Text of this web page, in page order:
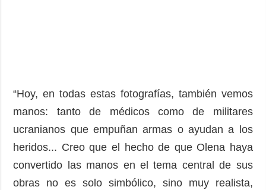
“Hoy, en todas estas fotografías, también vemos
manos: tanto de médicos como de militares
ucranianos que empuñan armas o ayudan a los
heridos... Creo que el hecho de que Olena haya
convertido las manos en el tema central de sus
obras no es solo simbólico, sino muy realista,